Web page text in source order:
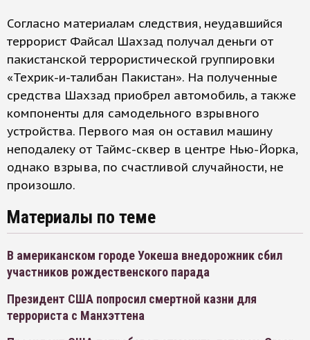
Согласно материалам следствия, неудавшийся
террорист Файсал Шахзад получал деньги от
пакистанской террористической группировки
«Техрик-и-талибан Пакистан». На полученные
средства Шахзад приобрел автомобиль, а также
компоненты для самодельного взрывного
устройства. Первого мая он оставил машину
неподалеку от Таймс-сквер в центре Нью-Йорка,
однако взрыва, по счастливой случайности, не
произошло.
Материалы по теме
В американском городе Уокеша внедорожник сбил
участников рождественского парада
Президент США попросил смертной казни для
террориста с Манхэттена